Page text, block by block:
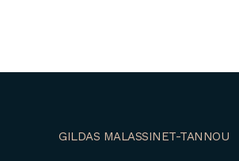
GILDAS MALASSINET-TANNOU